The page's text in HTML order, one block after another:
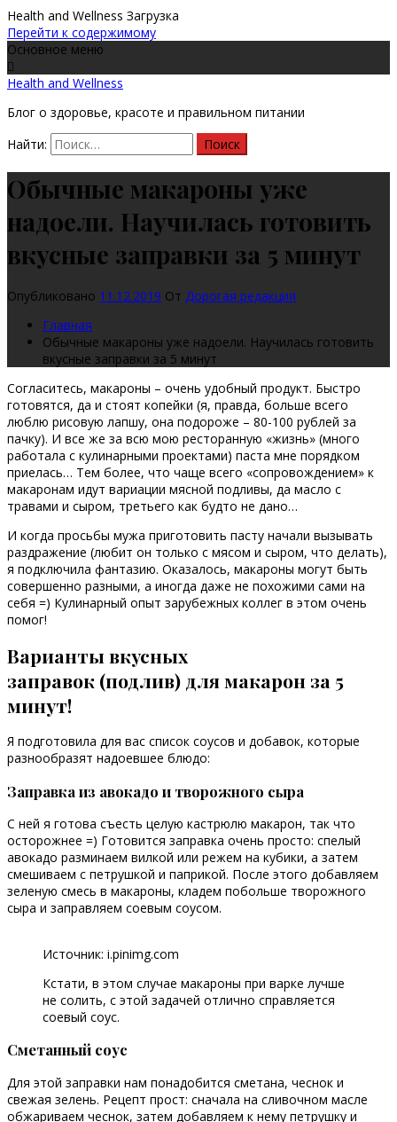
Health and Wellness Загрузка
Перейти к содержимому
Основное меню
Health and Wellness
Блог о здоровье, красоте и правильном питании
Найти:
Обычные макароны уже
надоели. Научилась готовить
вкусные заправки за 5 минут
Опубликовано 11.12.2019 От Дорогая редакция
Главная
Обычные макароны уже надоели. Научилась готовить
вкусные заправки за 5 минут
Согласитесь, макароны – очень удобный продукт. Быстро
готовятся, да и стоят копейки (я, правда, больше всего
люблю рисовую лапшу, она подороже – 80-100 рублей за
пачку). И все же за всю мою ресторанную «жизнь» (много
работала с кулинарными проектами) паста мне порядком
приелась… Тем более, что чаще всего «сопровождением» к
макаронам идут вариации мясной подливы, да масло с
травами и сыром, третьего как будто не дано…
И когда просьбы мужа приготовить пасту начали вызывать
раздражение (любит он только с мясом и сыром, что делать),
я подключила фантазию. Оказалось, макароны могут быть
совершенно разными, а иногда даже не похожими сами на
себя =) Кулинарный опыт зарубежных коллег в этом очень
помог!
Варианты вкусных
заправок (подлив) для макарон за 5
минут!
Я подготовила для вас список соусов и добавок, которые
разнообразят надоевшее блюдо:
Заправка из авокадо и творожного сыра
С ней я готова съесть целую кастрюлю макарон, так что
осторожнее =) Готовится заправка очень просто: спелый
авокадо разминаем вилкой или режем на кубики, а затем
смешиваем с петрушкой и паприкой. После этого добавляем
зеленую смесь в макароны, кладем побольше творожного
сыра и заправляем соевым соусом.
Источник: i.pinimg.com
Кстати, в этом случае макароны при варке лучше
не солить, с этой задачей отлично справляется
соевый соус.
Сметанный соус
Для этой заправки нам понадобится сметана, чеснок и
свежая зелень. Рецепт прост: сначала на сливочном масле
обжариваем чеснок, затем добавляем к нему петрушку и